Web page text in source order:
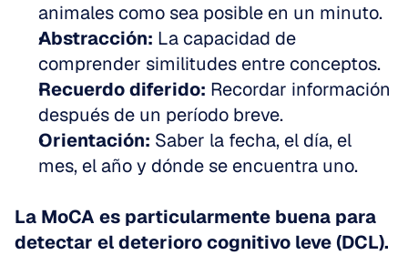
animales como sea posible en un minuto.
Abstracción: La capacidad de
comprender similitudes entre conceptos.
Recuerdo diferido: Recordar información
después de un período breve.
Orientación: Saber la fecha, el día, el
mes, el año y dónde se encuentra uno.
La MoCA es particularmente buena para
detectar el deterioro cognitivo leve (DCL).